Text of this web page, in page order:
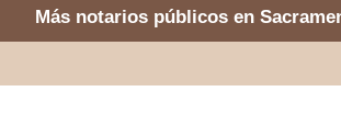
Más notarios públicos en